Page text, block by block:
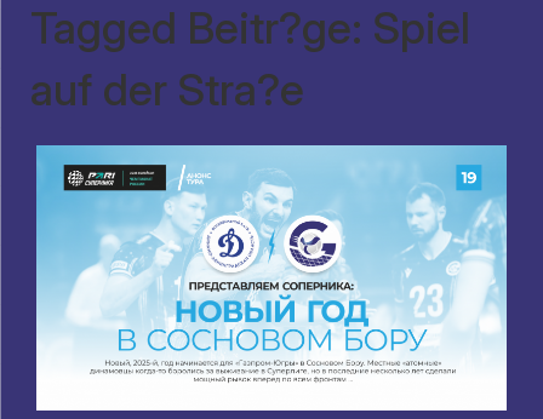
Tagged Beitr?ge: Spiel
auf der Stra?e